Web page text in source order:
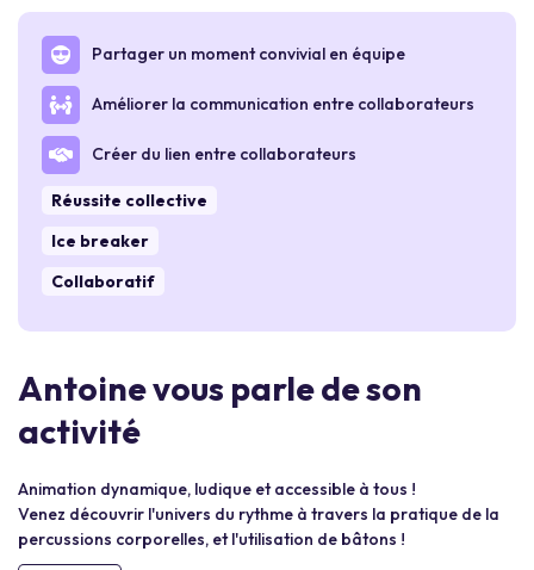
Partager un moment convivial en équipe
Améliorer la communication entre collaborateurs
Créer du lien entre collaborateurs
Réussite collective
Ice breaker
Collaboratif
Antoine vous parle de son
activité
Animation dynamique, ludique et accessible à tous !
Venez découvrir l'univers du rythme à travers la pratique de la
percussions corporelles, et l'utilisation de bâtons !